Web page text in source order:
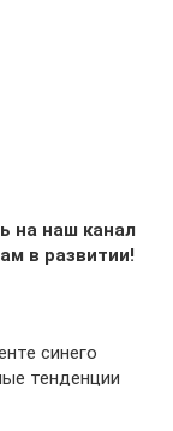
на наш канал
в развитии!
синего
тенденции